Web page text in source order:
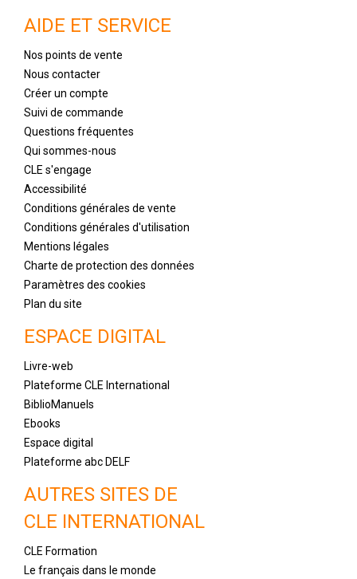
AIDE ET SERVICE
Nos points de vente
Nous contacter
Créer un compte
Suivi de commande
Questions fréquentes
Qui sommes-nous
CLE s'engage
Accessibilité
Conditions générales de vente
Conditions générales d'utilisation
Mentions légales
Charte de protection des données
Paramètres des cookies
Plan du site
ESPACE DIGITAL
Livre-web
Plateforme CLE International
BiblioManuels
Ebooks
Espace digital
Plateforme abc DELF
AUTRES SITES DE
CLE INTERNATIONAL
CLE Formation
Le français dans le monde